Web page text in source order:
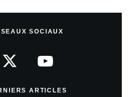
SOCIAUX
ARTICLES